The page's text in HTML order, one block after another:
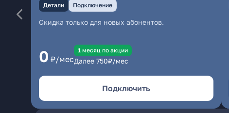
Детали Подключение
Скидка только для новых абонентов.
0 ₽/мес
1 месяц по акции
Далее 750₽/мес
Подключить